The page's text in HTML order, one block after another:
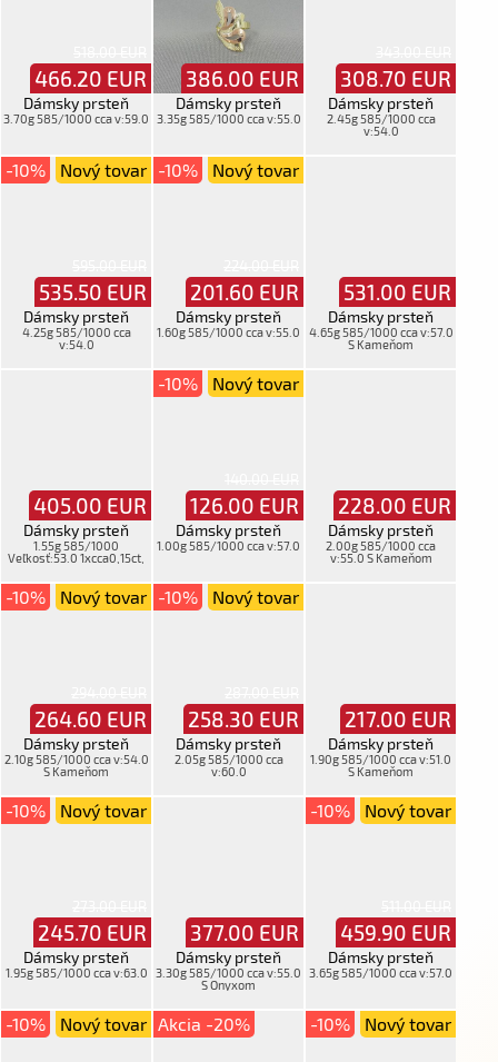
466.20 EUR
Dámsky prsteň
3.70g 585/1000 cca v:59.0
386.00 EUR
Dámsky prsteň
3.35g 585/1000 cca v:55.0
308.70 EUR
Dámsky prsteň
2.45g 585/1000 cca
v:54.0
-10%
535.50 EUR
Nový tovar
Dámsky prsteň
4.25g 585/1000 cca
v:54.0
-10%
201.60 EUR
Nový tovar
Dámsky prsteň
1.60g 585/1000 cca v:55.0
531.00 EUR
Dámsky prsteň
4.65g 585/1000 cca v:57.0
S Kameňom
405.00 EUR
Dámsky prsteň
1.55g 585/1000
Veľkosť:53.0 1xcca0,15ct,
-10%
126.00 EUR
Nový tovar
Dámsky prsteň
1.00g 585/1000 cca v:57.0
228.00 EUR
Dámsky prsteň
2.00g 585/1000 cca
v:55.0 S Kameňom
-10%
264.60 EUR
Nový tovar
Dámsky prsteň
2.10g 585/1000 cca v:54.0
S Kameňom
-10%
258.30 EUR
Nový tovar
Dámsky prsteň
2.05g 585/1000 cca
v:60.0
217.00 EUR
Dámsky prsteň
1.90g 585/1000 cca v:51.0
S Kameňom
-10%
245.70 EUR
Nový tovar
Dámsky prsteň
1.95g 585/1000 cca v:63.0
377.00 EUR
Dámsky prsteň
3.30g 585/1000 cca v:55.0
S Onyxom
-10%
459.90 EUR
Nový tovar
Dámsky prsteň
3.65g 585/1000 cca v:57.0
-10% Nový tovar Akcia -20% -10% Nový tovar